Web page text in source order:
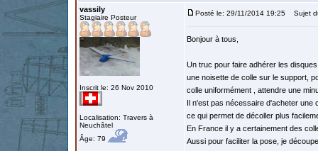
vassily
Stagiaire Posteur
Inscrit le: 26 Nov 2010
Localisation: Travers à
Neuchâtel
Âge: 79
Posté le: 29/11/2014 19:25 Sujet
Bonjour à tous,
Un truc pour faire adhérer les
une noisette de colle sur le support,
colle uniformément , attendre une
Il n'est pas nécessaire d'acheter une
ce qui permet de décoller plus
En France il y a certainement des
Aussi pour faciliter la pose, je